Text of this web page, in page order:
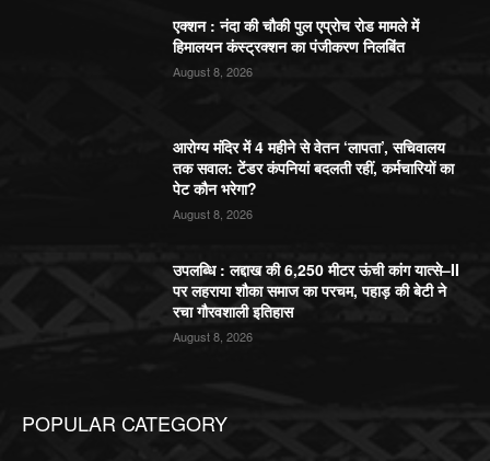
एक्शन : नंदा की चौकी पुल एप्रोच रोड मामले में
हिमालयन कंस्ट्रक्शन का पंजीकरण निलबिंत
August 8, 2026
आरोग्य मंदिर में 4 महीने से वेतन ‘लापता’, सचिवालय
तक सवाल: टेंडर कंपनियां बदलती रहीं, कर्मचारियों का
पेट कौन भरेगा?
August 8, 2026
उपलब्धि : लद्दाख की 6,250 मीटर ऊंची कांग यात्से–II
पर लहराया शौका समाज का परचम, पहाड़ की बेटी ने
रचा गौरवशाली इतिहास
August 8, 2026
POPULAR CATEGORY